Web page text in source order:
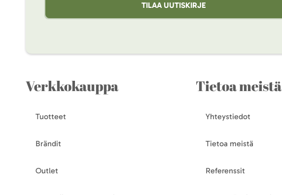
TILAA UUTISKIRJE
Verkkokauppa
Tuotteet
Brändit
Outlet
Tietoa meistä
Yhteystiedot
Tietoa meistä
Referenssit